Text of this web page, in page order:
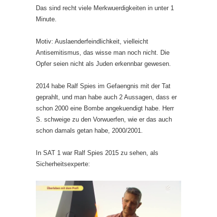
Das sind recht viele Merkwuerdigkeiten in unter 1
Minute.
Motiv: Auslaenderfeindlichkeit, vielleicht
Antisemitismus, das wisse man noch nicht. Die
Opfer seien nicht als Juden erkennbar gewesen.
2014 habe Ralf Spies im Gefaengnis mit der Tat
geprahlt, und man habe auch 2 Aussagen, dass er
schon 2000 eine Bombe angekuendigt habe. Herr
S. schweige zu den Vorwuerfen, wie er das auch
schon damals getan habe, 2000/2001.
In SAT 1 war Ralf Spies 2015 zu sehen, als
Sicherheitsexperte: